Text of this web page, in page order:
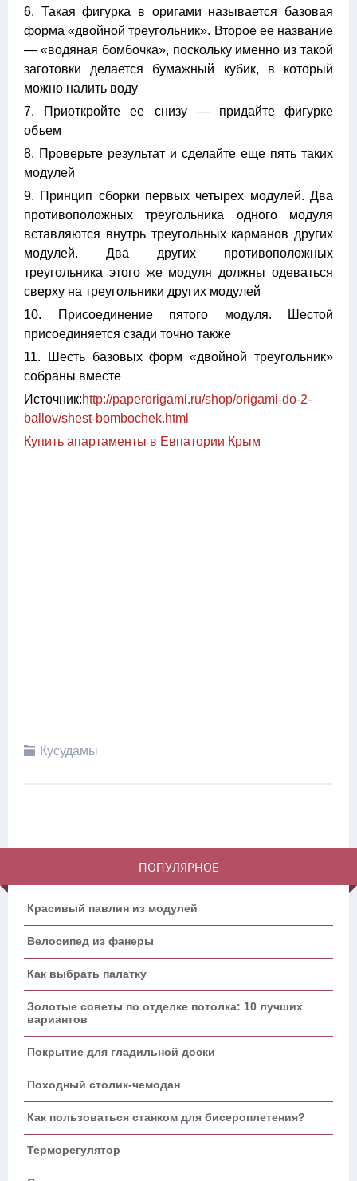
6. Такая фигурка в оригами называется базовая
форма «двойной треугольник». Второе ее название
— «водяная бомбочка», поскольку именно из такой
заготовки делается бумажный кубик, в который
можно налить воду
7. Приоткройте ее снизу — придайте фигурке
объем
8. Проверьте результат и сделайте еще пять таких
модулей
9. Принцип сборки первых четырех модулей. Два
противоположных треугольника одного модуля
вставляются внутрь треугольных карманов других
модулей. Два других противоположных
треугольника этого же модуля должны одеваться
сверху на треугольники других модулей
10. Присоединение пятого модуля. Шестой
присоединяется сзади точно также
11. Шесть базовых форм «двойной треугольник»
собраны вместе
Источник:http://paperorigami.ru/shop/origami-do-2-
ballov/shest-bombochek.html
Купить апартаменты в Евпатории Крым
Кусудамы
ПОПУЛЯРНОЕ
Красивый павлин из модулей
Велосипед из фанеры
Как выбрать палатку
Золотые советы по отделке потолка: 10 лучших
вариантов
Покрытие для гладильной доски
Походный столик-чемодан
Как пользоваться станком для бисероплетения?
Терморегулятор